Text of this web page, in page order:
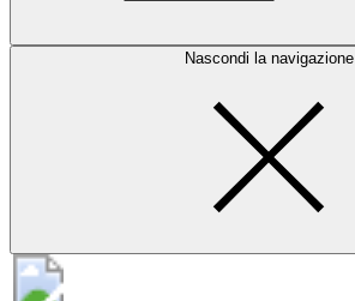
Nascondi la navigazione